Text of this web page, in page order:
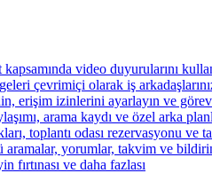
video duyurularını
çevrimiçi olarak iş
erişim izinlerini ayarlayın ve
arama kaydı ve özel arka
toplantı odası rezervasyonu ve
aramalar, yorumlar, takvim ve
fırtınası ve daha fazlası